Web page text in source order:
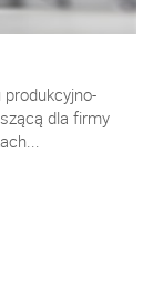
dla firmy